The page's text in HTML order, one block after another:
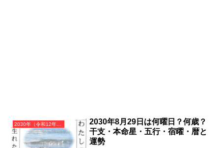
2030年（令和12年）庚戌（かのえいぬ）・戌年（いぬ年）カレンダー（月曜はじまり）
2030年8月29日は何曜日？何歳？
干支・本命星・五行・宿曜・暦と
運勢